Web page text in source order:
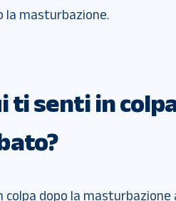
la masturbazione.
ti senti in
colpa dopo la